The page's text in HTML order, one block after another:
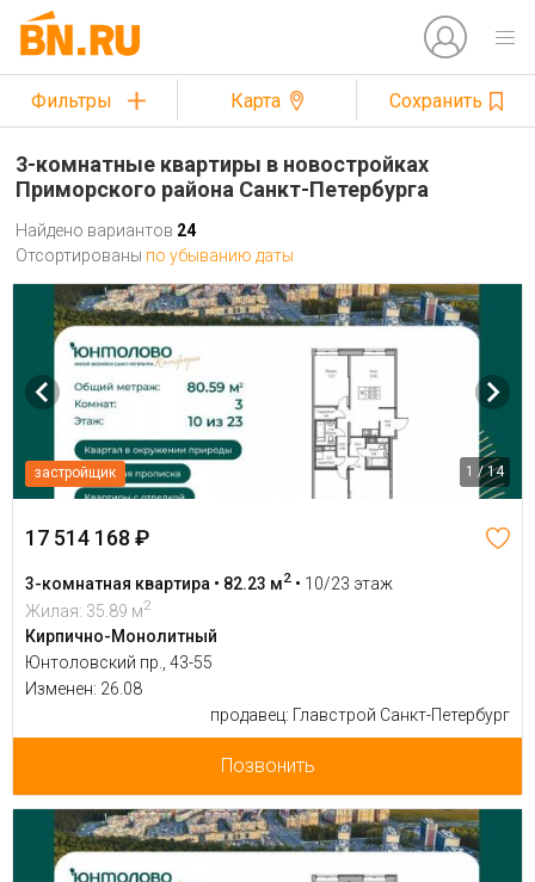
Фильтры Карта Сохранить
3-комнатные квартиры в новостройках
Приморского района Санкт-Петербурга
Найдено вариантов 24
Отсортированы по убыванию даты
застройщик 1 / 14
17 514 168 ₽
3-комнатная квартира • 82.23 м2 • 10/23 этаж
Жилая: 35.89 м2
Кирпично-Монолитный
Юнтоловский пр., 43-55
Изменен: 26.08
продавец: Главстрой Санкт-Петербург
Позвонить